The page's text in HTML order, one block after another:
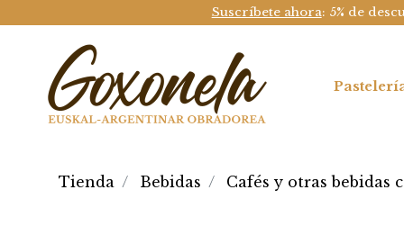
Suscríbete ahora: 5% de
Tienda Bebidas Cafés y otras bebidas